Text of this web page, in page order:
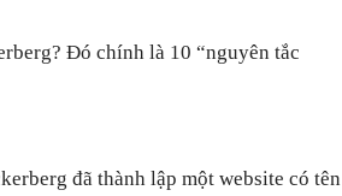
Đó chính là 10 “nguyên tắc
đã thành lập một website có tên